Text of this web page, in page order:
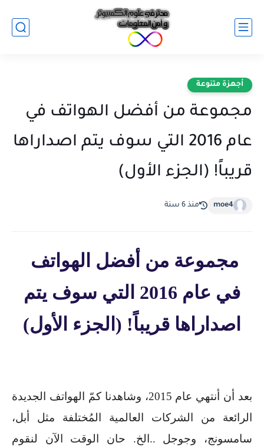
أجهزة متنوعة
مجموعة من أفضل الهواتف في
عام 2016 التي سوف يتم اصداراها
قريباً! (الجزء الأول)
moe4 منذ 6 سنة
مجموعة من أفضل الهواتف
في عام 2016 التي سوف يتم
اصداراها قريباً! (الجزء الأول)
بعد أن أنتهي عام 2015، وشاهدنا كمّ الهواتف الجديدة
الرائعة من الشركات العالمية المُختلفة مثل أبل،
سامسونج، وجوجل ..الخ. حان الوقت الآن لنقوم